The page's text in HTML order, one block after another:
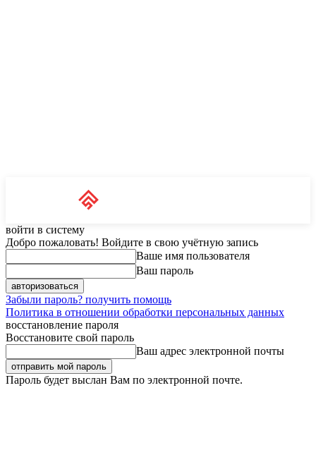
войти в систему
Добро пожаловать! Войдите в свою учётную запись
Ваше имя пользователя
Ваш пароль
Забыли пароль? получить помощь
Политика в отношении обработки персональных данных
восстановление пароля
Восстановите свой пароль
Ваш адрес электронной почты
Пароль будет выслан Вам по электронной почте.